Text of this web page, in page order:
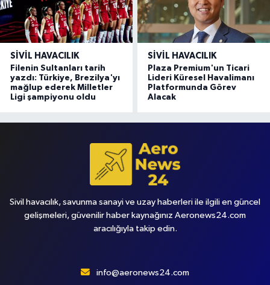
SIVIL HAVACILIK
Filenin Sultanları tarih
yazdı: Türkiye, Brezilya'yı
mağlup ederek Milletler
Ligi şampiyonu oldu
SIVIL HAVACILIK
Plaza Premium'un Ticari
Lideri Küresel Havalimanı
Platformunda Görev
Alacak
Sivil havacılık, savunma sanayi ve uzay haberleri ile ilgili en güncel
gelişmeleri, güvenilir haber kaynağınız Aeronews24.com
aracılığıyla takip edin.
info@aeronews24.com